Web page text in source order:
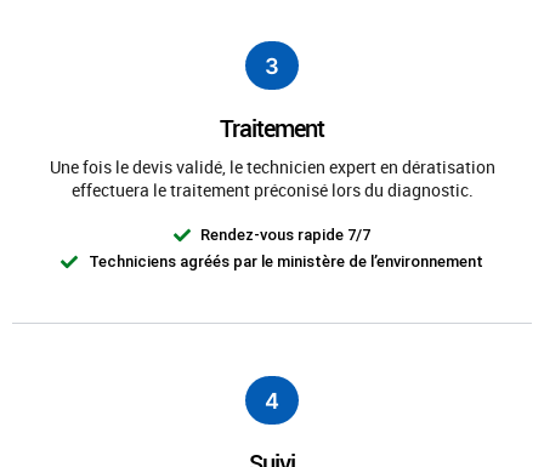
3
Traitement
Une fois le devis validé, le technicien expert en dératisation
effectuera le traitement préconisé lors du diagnostic.
Rendez-vous rapide 7/7
Techniciens agréés par le ministère de l’environnement
4